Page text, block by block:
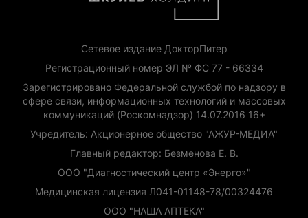
Сетевое издание ДокторПитер
Регистрационный номер ЭЛ № ФС 77 - 66334
Зарегистрировано Федеральной службой по надзору в
сфере связи, информационных технологий и массовых
коммуникаций (Роскомнадзор) 14.07.2016 16+
Учредитель: Акционерное общество "АЖУР-МЕДИА"
Главный редактор: Безменова Е. В.
ООО "Диагностический центр «Энерго»"
Медицинская лицензия Л041-01148-78/00324476
ООО "НАША АПТЕКА"